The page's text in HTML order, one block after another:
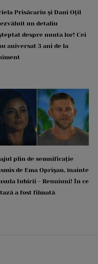
Prisăcariu și Dani Oțil
un detaliu
despre nunta lor! Cei
aniversat 3 ani de la
plin de semnificație
de Ema Oprișan, înainte
Iubirii - Reuniuni! În ce
a fost filmată